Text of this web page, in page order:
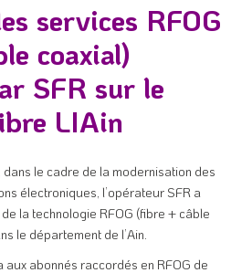
services RFOG
coaxial)
SFR sur le
LIAin
le cadre de la modernisation des
électroniques, l’opérateur SFR a
la technologie RFOG (fibre + câble
le département de l’Ain.
abonnés raccordés en RFOG de